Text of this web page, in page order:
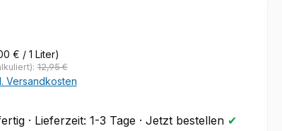
€ / 1 Liter)
12,95 €
Versandkosten
· Lieferzeit: 1-3 Tage · Jetzt bestellen ✔